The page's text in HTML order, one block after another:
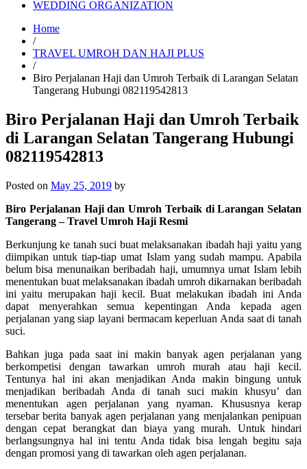
WEDDING ORGANIZATION
Home
/
TRAVEL UMROH DAN HAJI PLUS
/
Biro Perjalanan Haji dan Umroh Terbaik di Larangan Selatan
Tangerang Hubungi 082119542813
Biro Perjalanan Haji dan Umroh Terbaik
di Larangan Selatan Tangerang Hubungi
082119542813
Posted on May 25, 2019 by
Biro Perjalanan Haji dan Umroh Terbaik di Larangan Selatan
Tangerang – Travel Umroh Haji Resmi
Berkunjung ke tanah suci buat melaksanakan ibadah haji yaitu yang
diimpikan untuk tiap-tiap umat Islam yang sudah mampu. Apabila
belum bisa menunaikan beribadah haji, umumnya umat Islam lebih
menentukan buat melaksanakan ibadah umroh dikarnakan beribadah
ini yaitu merupakan haji kecil. Buat melakukan ibadah ini Anda
dapat menyerahkan semua kepentingan Anda kepada agen
perjalanan yang siap layani bermacam keperluan Anda saat di tanah
suci.
Bahkan juga pada saat ini makin banyak agen perjalanan yang
berkompetisi dengan tawarkan umroh murah atau haji kecil.
Tentunya hal ini akan menjadikan Anda makin bingung untuk
menjadikan beribadah Anda di tanah suci makin khusyu’ dan
menentukan agen perjalanan yang nyaman. Khususnya kerap
tersebar berita banyak agen perjalanan yang menjalankan penipuan
dengan cepat berangkat dan biaya yang murah. Untuk hindari
berlangsungnya hal ini tentu Anda tidak bisa lengah begitu saja
dengan promosi yang di tawarkan oleh agen perjalanan.